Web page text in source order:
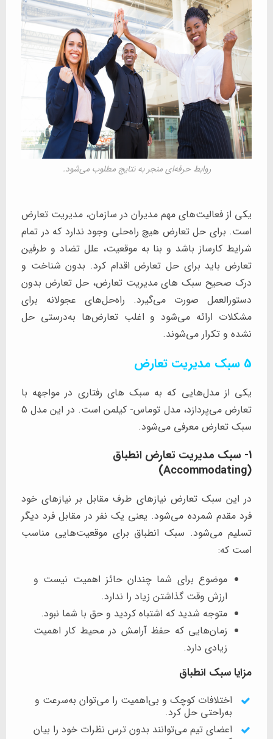
روابط حرفه‌ای منجر به نتایج مطلوب می‌شود.
یکی از فعالیت‌های مهم مدیران در سازمان، مدیریت تعارض
است. برای حل تعارض هیچ راه‌حلی وجود ندارد که در تمام
شرایط کارساز باشد و بنا به موقعیت، علل تضاد و طرفین
تعارض باید برای حل تعارض اقدام کرد. بدون شناخت و
درک صحیح سبک های مدیریت تعارض، حل تعارض بدون
دستورالعمل صورت می‌گیرد. راه‌حل‌های عجولانه برای
مشکلات ارائه می‌شود و اغلب تعارض‌ها به‌درستی حل
نشده و تکرار می‌شوند.
5 سبک مدیریت تعارض
یکی از مدل‌هایی که به سبک های رفتاری در مواجهه با
تعارض می‌پردازد، مدل توماس- کیلمن است. در این مدل 5
سبک تعارض معرفی می‌شود.
1- سبک مدیریت تعارض انطباق
(Accommodating)
در این سبک تعارض نیازهای طرف مقابل بر نیازهای خود
فرد مقدم شمرده می‌شود. یعنی یک نفر در مقابل فرد دیگر
تسلیم می‌شود. سبک انطباق برای موقعیت‌هایی مناسب
است که:
موضوع برای شما چندان حائز اهمیت نیست و
ارزش وقت گذاشتن زیاد را ندارد.
متوجه شدید که اشتباه کردید و حق با شما نبود.
زمان‌هایی که حفظ آرامش در محیط کار اهمیت
زیادی دارد.
مزایا سبک انطباق
اختلافات کوچک و بی‌اهمیت را می‌توان به‌سرعت و
به‌راحتی حل کرد.
اعضای تیم می‌توانند بدون ترس نظرات خود را بیان